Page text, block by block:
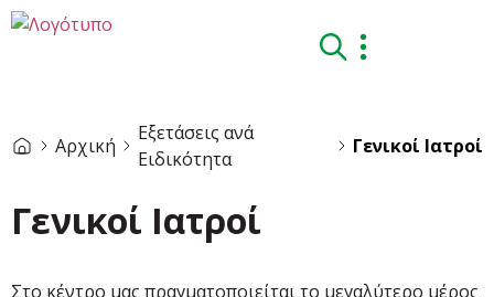
Αρχική
Εξετάσεις ανά
Eιδικότητα
Γενικοί Ιατροί
Γενικοί Ιατροί
Στο κέντρο μας πραγματοποιείται το μεγαλύτερο μέρος